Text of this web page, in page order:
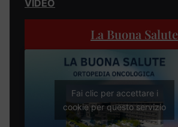
VIDEO
La Buona Salute
Fai clic per accettare i
cookie per questo servizio